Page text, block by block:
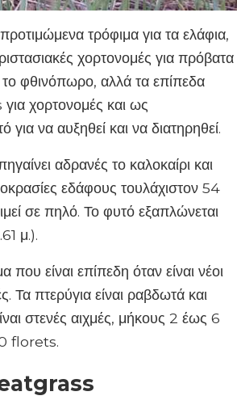
τρόφιμα για τα ελάφια,
χορτονομές για πρόβατα
φθινόπωρο, αλλά τα επίπεδα
χορτονομές και ως
να αυξηθεί και να διατηρηθεί.
αδρανές το καλοκαίρι και
εδάφους τουλάχιστον 54
σε πηλό. Το φυτό εξαπλώνεται
μ.).
είναι επίπεδη όταν είναι νέοι
Τα πτερύγια είναι ραβδωτά και
στενές αιχμές, μήκους 2 έως 6
florets.